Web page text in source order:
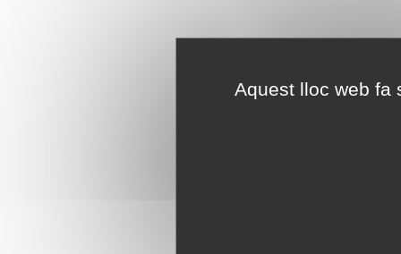
Aquest lloc web fa